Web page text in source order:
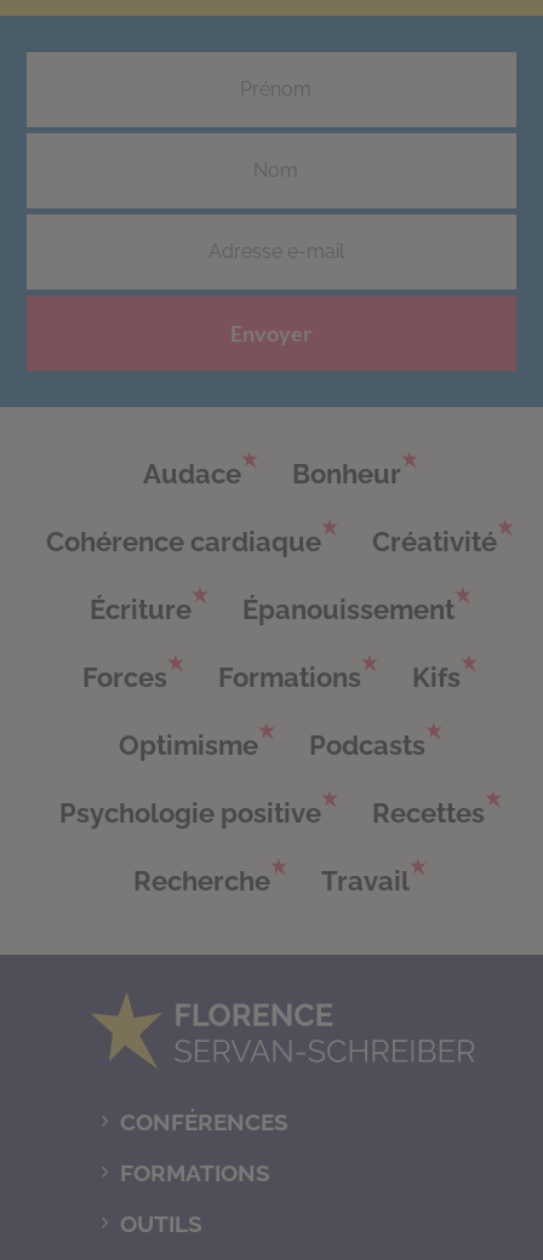
Envoyer
Audace Bonheur
Cohérence cardiaque Créativité
Écriture Épanouissement
Forces Formations Kifs
Optimisme Podcasts
Psychologie positive Recettes
Recherche Travail
CONFÉRENCES
FORMATIONS
OUTILS